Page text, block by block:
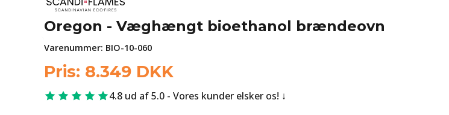
Oregon - Væghængt bioethanol brændeovn
Varenummer: BIO-10-060
Pris: 8.349 DKK
4.8 ud af 5.0 - Vores kunder elsker os!